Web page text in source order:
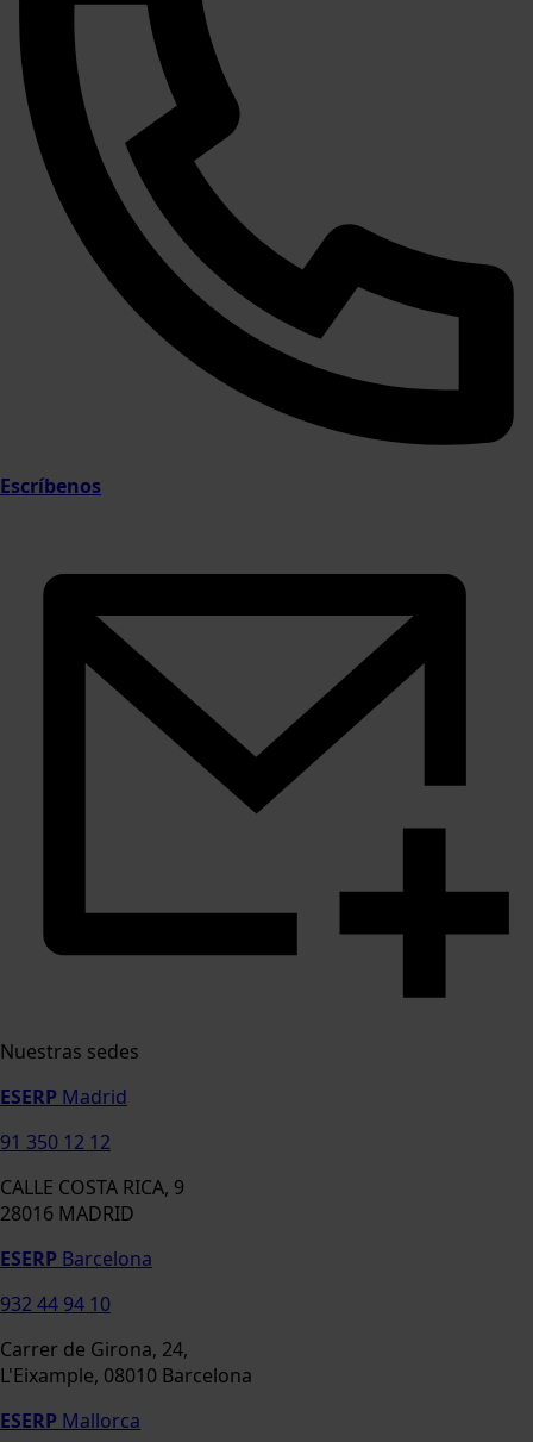
Escríbenos
Nuestras sedes
ESERP Madrid
91 350 12 12
CALLE COSTA RICA, 9
28016 MADRID
ESERP Barcelona
932 44 94 10
Carrer de Girona, 24,
L'Eixample, 08010 Barcelona
ESERP Mallorca